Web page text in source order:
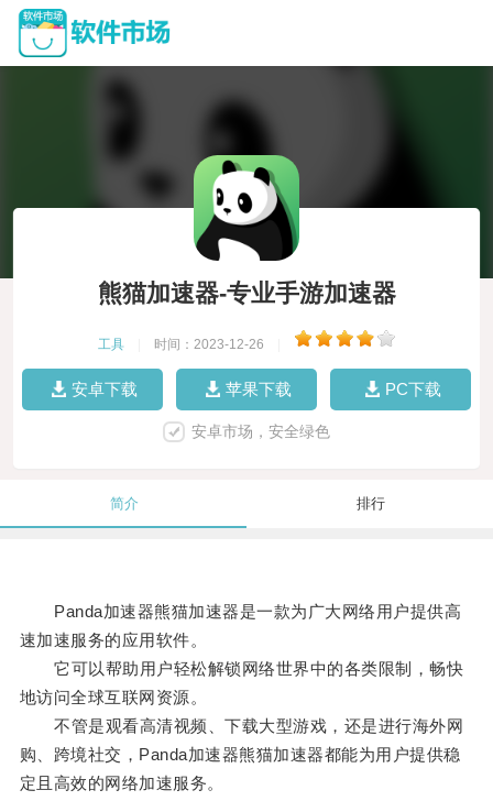
熊猫加速器-专业手游加速器
工具 时间：2023-12-26
安卓下载 苹果下载 PC下载
安卓市场，安全绿色
简介 排行
Panda加速器熊猫加速器是一款为广大网络用户提供高
速加速服务的应用软件。
它可以帮助用户轻松解锁网络世界中的各类限制，畅快
地访问全球互联网资源。
不管是观看高清视频、下载大型游戏，还是进行海外网
购、跨境社交，Panda加速器熊猫加速器都能为用户提供稳
定且高效的网络加速服务。